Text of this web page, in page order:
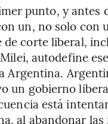
punto, y antes
un, no solo con
corte liberal,
autodefine
Argentina.
un gobierno
está
al abandonar